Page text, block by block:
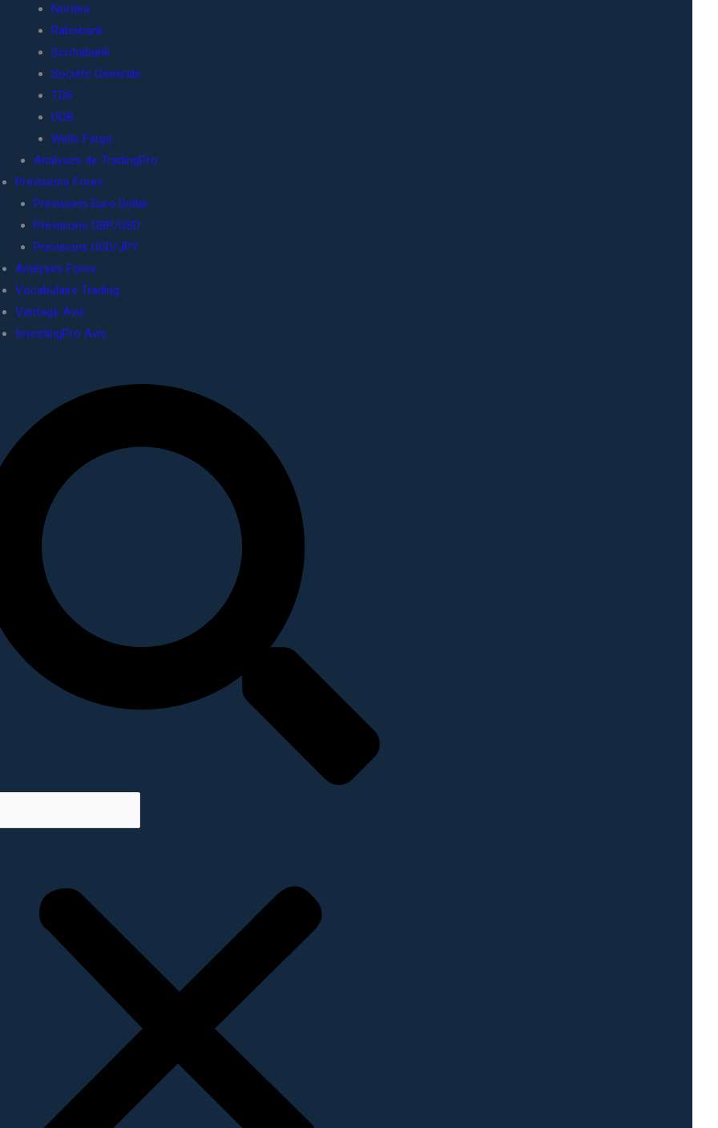
Nordea
Rabobank
Scotiabank
Société Générale
TDS
UOB
Wells Fargo
Analyses de TradingPro
Prévisions Forex
Prévisions Euro Dollar
Prévisions GBP/USD
Prévisions USD/JPY
Analyses Forex
Vocabulaire Trading
Vantage Avis
InvestingPro Avis